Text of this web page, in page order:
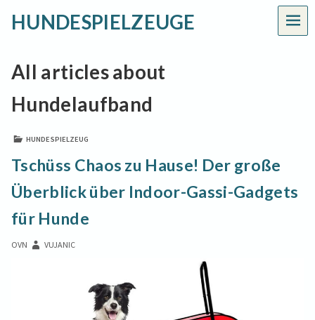
HUNDESPIELZEUGE
All articles about
Hundelaufband
HUNDESPIELZEUG
Tschüss Chaos zu Hause! Der große
Überblick über Indoor-Gassi-Gadgets
für Hunde
OVN VUJANIC